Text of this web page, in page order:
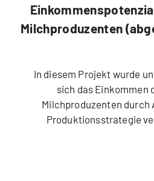
Milchproduzenten
In diesem Projekt wurde
sich das Einkommen
Milchproduzenten durch
Produktionsstrategie